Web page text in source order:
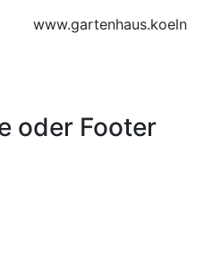
www.gartenhaus.koeln
oder Footer